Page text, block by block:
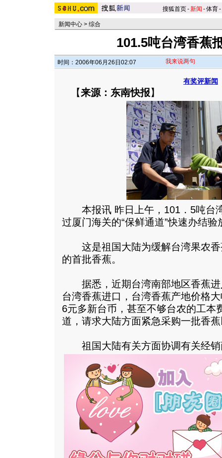
搜狐首页-新闻 -体育-
新闻中心 > 综合
101.5吨台湾香蕉
时间：2006年06月26日02:07 我来说两句
有奖评新闻
【来源：东南快报】
本报讯 昨日上午，101．5吨台
过厦门海关的“保鲜通道”快速办结验
这是祖国大陆为缓解台湾果农香
的首批香蕉。
据悉，近期台湾南部地区香蕉进
台湾香蕉进口，台湾香蕉产地价格
6元多新台币，甚至不够台农的工本
道，请求大陆方面紧急采购一批香
祖国大陆有关方面协调有关经销